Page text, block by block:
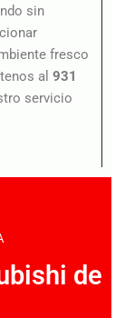
sin
fresco
al 931
servicio
de